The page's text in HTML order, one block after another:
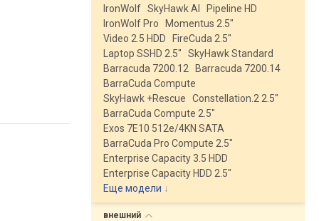
IronWolf SkyHawk AI
Pipeline HD
IronWolf Pro
Momentus 2.5"
Video 2.5 HDD
FireCuda 2.5"
Laptop SSHD 2.5"
SkyHawk Standard
Barracuda 7200.12
Barracuda 7200.14
BarraCuda Compute
SkyHawk +Rescue
Constellation.2 2.5"
BarraCuda Compute 2.5"
Exos 7E10 512e/4KN SATA
BarraCuda Pro Compute 2.5"
Enterprise Capacity 3.5 HDD
Enterprise Capacity HDD 2.5"
Еще модели ↓
внешний